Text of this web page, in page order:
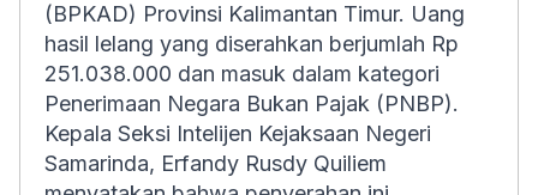
(BPKAD) Provinsi Kalimantan Timur. Uang
hasil lelang yang diserahkan berjumlah Rp
251.038.000 dan masuk dalam kategori
Penerimaan Negara Bukan Pajak (PNBP).
Kepala Seksi Intelijen Kejaksaan Negeri
Samarinda, Erfandy Rusdy Quiliem